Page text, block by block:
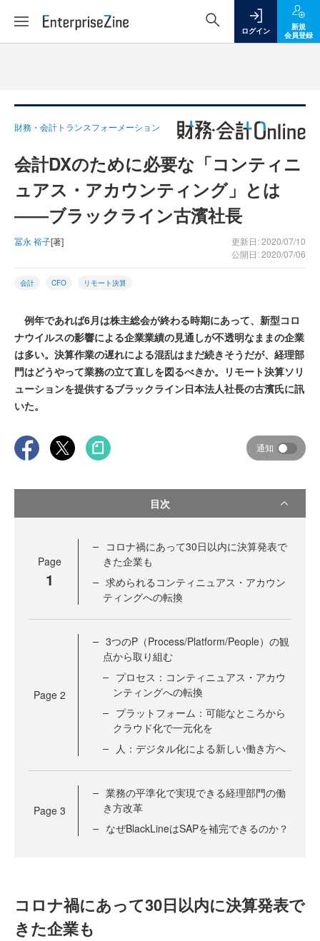
ログイン
新規
会員登録
財務・会計トランスフォーメーション
会計DXのために必要な「コンティニ
ュアス・アカウンティング」とは
――ブラックライン古濱社長
冨永 裕子[著]
更新日: 2020/07/10
公開日: 2020/07/06
会計 CFO リモート決算
例年であれば6月は株主総会が終わる時期にあって、新型コロ
ナウイルスの影響による企業業績の見通しが不透明なままの企業
は多い。決算作業の遅れによる混乱はまだ続きそうだが、経理部
門はどうやって業務の立て直しを図るべきか。リモート決算ソリ
ューションを提供するブラックライン日本法人社長の古濱氏に訊
いた。
通知
目次
Page
1
コロナ禍にあって30日以内に決算発表で
きた企業も
求められるコンティニュアス・アカウン
ティングへの転換
Page 2
3つのP（Process/Platform/People）の観
点から取り組む
プロセス：コンティニュアス・アカウ
ンティングへの転換
プラットフォーム：可能なところから
クラウド化で一元化を
人：デジタル化による新しい働き方へ
Page 3
業務の平準化で実現できる経理部門の働
き方改革
なぜBlackLineはSAPを補完できるのか？
コロナ禍にあって30日以内に決算発表で
きた企業も